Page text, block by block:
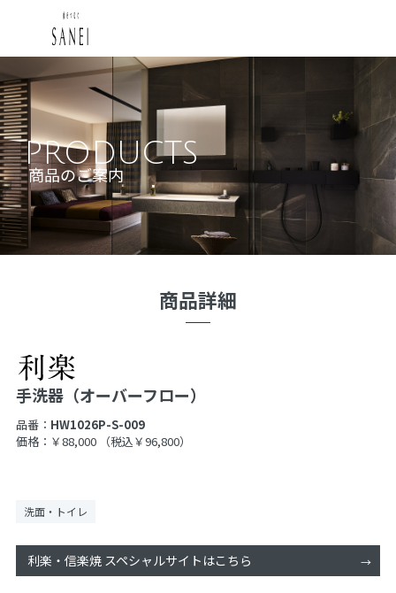
PRODUCTS
商品のご案内
商品詳細
手洗器（オーバーフロー）
品番： HW1026P-S-009
価格：￥88,000
（税込￥96,800）
洗面・トイレ
利楽・信楽焼 スペシャルサイトはこちら